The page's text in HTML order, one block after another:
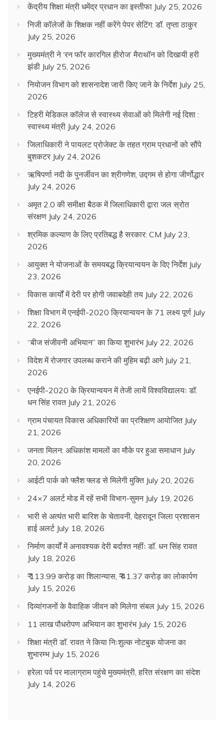
केंद्रीय शिक्षा मंत्री धमेंद्र प्रधान का इस्तीफा July 25, 2026
निजी कॉलेजों के शिक्षक नहीं करेंगे पेपर सेटिंग: डॉ. तृप्ता ठाकुर
July 25, 2026
मुख्यमंत्री ने ‘रन फॉर कारगिल हीरोज’ मैराथॉन को दिखायी हरी
झंडी July 25, 2026
नियोजन विभाग को शासनादेश जारी किए जाने के निर्देश July 25,
2026
टिहरी मेडिकल कॉलेज से स्वास्थ्य सेवाओं को मिलेगी नई दिशा :
स्वास्थ्य मंत्री July 24, 2026
जिलाधिकारी ने पायलट प्रोजेक्ट के तहत ग्राम प्रधानों को सौंपे
बुशकटर July 24, 2026
ऋषिपर्णा नदी के पुनर्जीवन का श्रीगणेश, उद्गम से होगा जीर्णोद्धार
July 24, 2026
अमृत 2.0 की समीक्षा बैठक में जिलाधिकारी द्वारा जल स्रोत
संरक्षण July 24, 2026
श्रमिक कल्याण के लिए प्रतिबद्ध है सरकार: CM July 23,
2026
आयुक्त ने योजनाओं के समयबद्ध क्रियान्वयन के दिए निर्देश July
23, 2026
विकास कार्यों में देरी पर होगी जवाबदेही तय July 22, 2026
शिक्षा विभाग में एनईपी-2020 क्रियान्वयन के 71 लक्ष्य पूर्ण July
22, 2026
“बीज संजीवनी अभियान” का किया शुभारंभ July 22, 2026
विदेश में रोजगार उपलब्ध कराने की मुहिम बढ़ी आगे July 21,
2026
एनईपी-2020 के क्रियान्वयन में तेजी लायें विश्वविद्यालयः डॉ.
धन सिंह रावत July 21, 2026
ग्राम पंचायत विकास अधिकारियों का प्रशिक्षण आयोजित July
21, 2026
जनता मिलन: अधिकांश मामलों का मौके पर हुआ समाधान July
20, 2026
आईटी पार्क को फ्लैश फ्लड से मिलेगी मुक्ति July 20, 2026
24×7 अलर्ट मोड में रहें सभी विभाग-सुमन July 19, 2026
भारी से अत्यंत भारी बारिश के चेतावनी, देहरादून जिला प्रशासन
हाई अलर्ट July 18, 2026
निर्माण कार्यों में अनावश्यक देरी बर्दाश्त नहींः डाॅ. धन सिंह रावत
July 18, 2026
₹ 113.99 करोड़ का शिलान्यास, ₹ 41.37 करोड़ का लोकार्पण
July 15, 2026
दिव्यांगजनों के वैवाहिक जीवन को मिलेगा संबल July 15, 2026
11 लाख पौधरोपण अभियान का शुभारंभ July 15, 2026
शिक्षा मंत्री डाॅ. रावत ने किया निःशुल्क नोटबुक योजना का
शुभारम्भ July 15, 2026
हरेला पर्व पर मालाग्राम पहुंचे मुख्यमंत्री, हरित संरक्षण का संदेश
July 14, 2026